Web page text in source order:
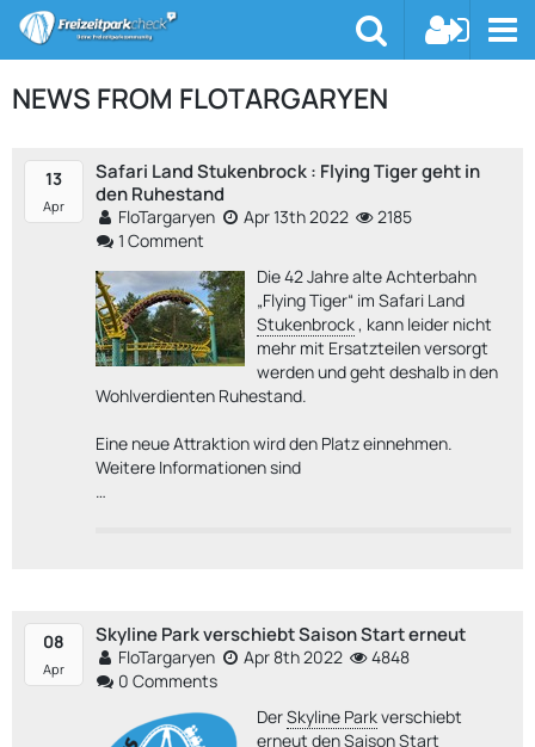
NEWS FROM FLOTARGARYEN
13
Apr
Safari Land Stukenbrock : Flying Tiger geht in
den Ruhestand
FloTargaryen Apr 13th 2022
2185
1 Comment
Die 42 Jahre alte Achterbahn
„Flying Tiger“ im Safari Land
Stukenbrock, kann leider nicht
mehr mit Ersatzteilen versorgt
werden und geht deshalb in den
Wohlverdienten Ruhestand.
Eine neue Attraktion wird den Platz einnehmen.
Weitere Informationen sind
…
08
Apr
Skyline Park verschiebt Saison Start erneut
FloTargaryen Apr 8th 2022
4848
0 Comments
DerSkyline Parkverschiebt
erneut den Saison Start